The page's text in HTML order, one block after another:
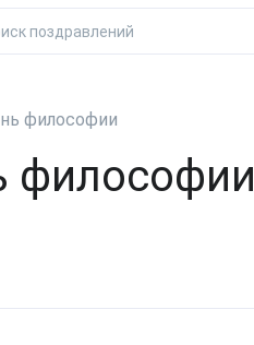
философии
философии